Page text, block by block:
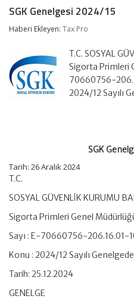
2024/15
SGK Genelgesi 2024/15
Haberi Ekleyen: Tax Pro
T.C. SOSYAL
Sigorta Primleri
70660756-
2024/12 Sayılı
SGK
Tarih: 26 Aralık 2024
T.C.
SOSYAL GÜVENLİK KURUMU
Sigorta Primleri Genel
Sayı : E-70660756-206.16.01-
Konu : 2024/12 Sayılı
Tarih: 25.12.2024
GENELGE